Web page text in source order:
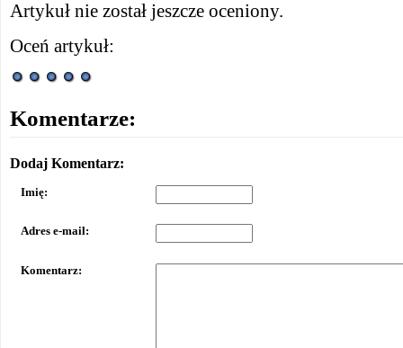
Artykuł nie został jeszcze oceniony.
Oceń artykuł:
Komentarze:
Dodaj Komentarz:
Imię:
Adres e-mail:
Komentarz: